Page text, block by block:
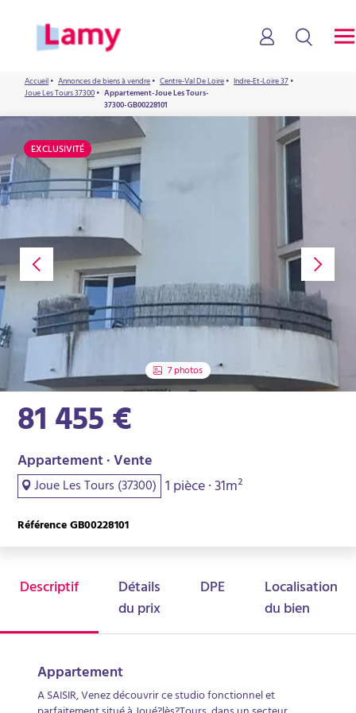
Accueil• Annonces de biens à vendre• Centre-Val De Loire• Indre-Et-Loire 37•
Joue Les Tours 37300• Appartement-Joue Les Tours-
37300-GB00228101
EXCLUSIVITÉ
7 photos
Appartement · Vente
Joue Les Tours (37300) 1 pièce · 31m²
81 455 €
Référence GB00228101
Descriptif Détails
du prix
DPE Localisation
du bien
Appartement
A SAISIR, Venez découvrir ce studio fonctionnel et